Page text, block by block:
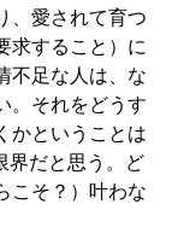
、愛されて育つ
求すること）に
不足な人は、な
。それをどうす
かということは
界だと思う。ど
こそ？）叶わな